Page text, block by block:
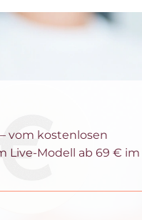
vom kostenlosen
Live-Modell ab 69 € im